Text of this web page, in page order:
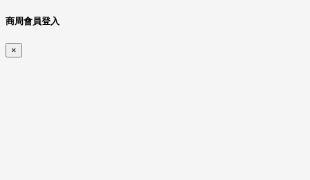
商周會員登入
×